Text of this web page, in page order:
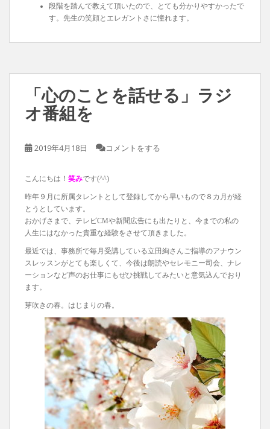
段階を踏んで教えて頂いたので、とても分かりやすかったで
す。先生の笑顔とエレガントさに憧れます。
「心のことを話せる」ラジ
オ番組を
2019年4月18日 コメントをする
こんにちは！ 笑みです(^^)
昨年９月に所属タレントとして登録してから早いもので８カ月が経
とうとしています。
おかげさまで、テレビCMや新聞広告にも出たりと、今までの私の
人生にはなかった貴重な経験をさせて頂きました。
最近では、事務所で毎月受講している立田絢さんご指導のアナウン
スレッスンがとても楽しくて、今後は朗読やセレモニー司会、ナレ
ーションなど声のお仕事にもぜひ挑戦してみたいと意気込んでおり
ます。
芽吹きの春。はじまりの春。